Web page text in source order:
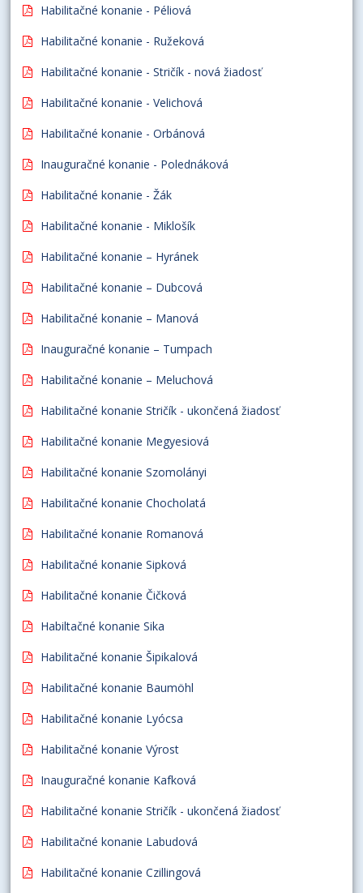
Habilitačné konanie - Péliová
Habilitačné konanie - Ružeková
Habilitačné konanie - Stričík - nová žiadosť
Habilitačné konanie - Velichová
Habilitačné konanie - Orbánová
Inauguračné konanie - Polednáková
Habilitačné konanie - Žák
Habilitačné konanie - Miklošík
Habilitačné konanie – Hyránek
Habilitačné konanie – Dubcová
Habilitačné konanie – Manová
Inauguračné konanie – Tumpach
Habilitačné konanie – Meluchová
Habilitačné konanie Stričík - ukončená žiadosť
Habilitačné konanie Megyesiová
Habilitačné konanie Szomolányi
Habilitačné konanie Chocholatá
Habilitačné konanie Romanová
Habilitačné konanie Sipková
Habilitačné konanie Čičková
Habiltačné konanie Sika
Habilitačné konanie Šipikalová
Habilitačné konanie Baumöhl
Habilitačné konanie Lyócsa
Habilitačné konanie Výrost
Inauguračné konanie Kafková
Habilitačné konanie Stričík - ukončená žiadosť
Habilitačné konanie Labudová
Habilitačné konanie Czillingová